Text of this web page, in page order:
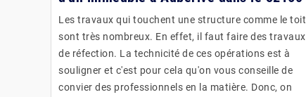
Les travaux qui touchent une structure comme le toit
sont très nombreux. En effet, il faut faire des travaux
de réfection. La technicité de ces opérations est à
souligner et c'est pour cela qu'on vous conseille de
convier des professionnels en la matière. Donc, on